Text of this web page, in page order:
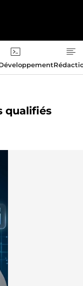
qualifiés